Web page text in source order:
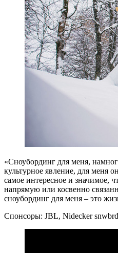
«Сноубординг для меня,
культурное явление, для меня
самое интересное и значимое,
напрямую или косвенно
сноубординг для меня – это
Спонсоры: JBL, Nidecker